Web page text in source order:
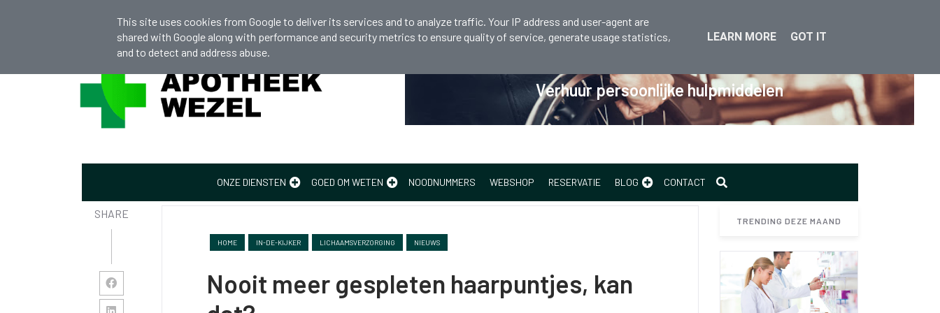
apotheekwezel@gmail.com +32 (0)14 810 298
Verhuur persoonlijke hulpmiddelen Verhuur persoonlijke hulpmiddelen
ONZE DIENSTEN GOED OM WETEN NOODNUMMERS WEBSHOP RESERVATIE BLOG CONTACT
SHARE
HOME IN-DE-KIJKER LICHAAMSVERZORGING NIEUWS
Nooit meer gespleten haarpuntjes, kan
TRENDING DEZE MAAND
This site uses cookies from Google to deliver its services and to analyze traffic. Your IP address and user-agent are
shared with Google along with performance and security metrics to ensure quality of service, generate usage statistics,
and to detect and address abuse.
LEARN MORE GOT IT